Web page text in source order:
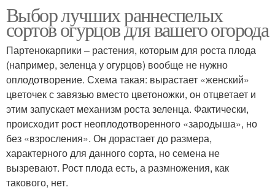
Выбор лучших раннеспелых
сортов огурцов для вашего огорода
Партенокарпики – растения, которым для роста плода
(например, зеленца у огурцов) вообще не нужно
оплодотворение. Схема такая: вырастает «женский»
цветочек с завязью вместо цветоножки, он отцветает и
этим запускает механизм роста зеленца. Фактически,
происходит рост неоплодотворенного «зародыша», но
без «взросления». Он дорастает до размера,
характерного для данного сорта, но семена не
вызревают. Рост плода есть, а размножения, как
такового, нет.